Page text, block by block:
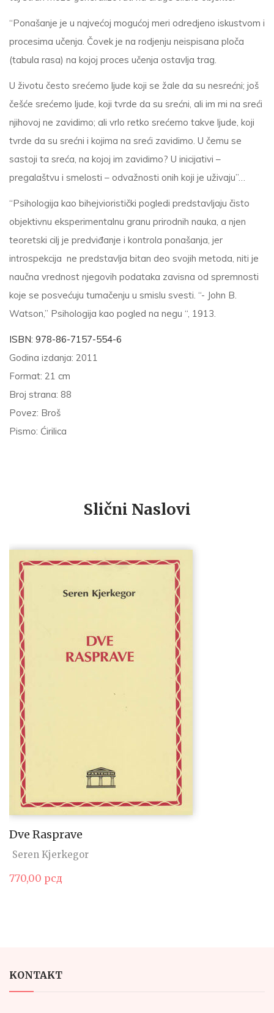
“Ponašanje je u najvećoj mogućoj meri odredjeno iskustvom i
procesima učenja. Čovek je na rodjenju neispisana ploča
(tabula rasa) na kojoj proces učenja ostavlja trag.
U životu često srećemo ljude koji se žale da su nesrećni; još
češće srećemo ljude, koji tvrde da su srećni, ali im mi na sreći
njihovoj ne zavidimo; ali vrlo retko srećemo takve ljude, koji
tvrde da su srećni i kojima na sreći zavidimo. U čemu se
sastoji ta sreća, na kojoj im zavidimo? U inicijativi –
pregalaštvu i smelosti – odvažnosti onih koji je uživaju”…
“Psihologija kao bihejvioristički pogledi predstavljaju čisto
objektivnu eksperimentalnu granu prirodnih nauka, a njen
teoretski cilj je predviđanje i kontrola ponašanja, jer
introspekcija ne predstavlja bitan deo svojih metoda, niti je
naučna vrednost njegovih podataka zavisna od spremnosti
koje se posvećuju tumačenju u smislu svesti. “- John B.
Watson,” Psihologija kao pogled na negu “, 1913.
ISBN: 978-86-7157-554-6
Godina izdanja: 2011
Format: 21 cm
Broj strana: 88
Povez: Broš
Pismo: Ćirilica
Slični Naslovi
Dve Rasprave
Seren Kjerkegor
770,00 рсд
KONTAKT